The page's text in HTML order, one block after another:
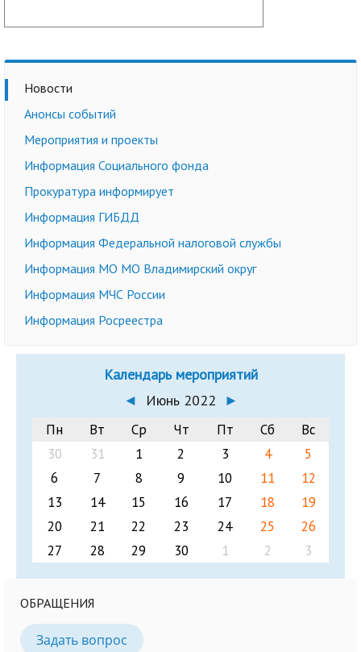
Новости
Анонсы событий
Мероприятия и проекты
Информация Социального фонда
Прокуратура информирует
Информация ГИБДД
Информация Федеральной налоговой службы
Информация МО МО Владимирский округ
Информация МЧС России
Информация Росреестра
Календарь мероприятий
◄
Июнь 2022 ►
Пн Вт Ср Чт Пт Сб
Вс
30
31 1 2 3 4
5
6
7 8 9 10 11
12
13
14 15 16 17 18
19
20
21 22 23 24 25
26
27
28 29 30 1 2 3
ОБРАЩЕНИЯ
Задать вопрос